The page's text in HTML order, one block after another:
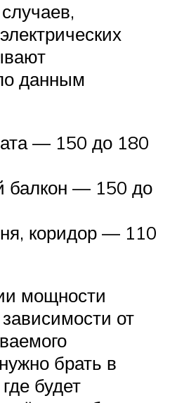
данным
— 150 до 180
балкон — 150 до
коридор — 110
мощности
от
брать в
будет